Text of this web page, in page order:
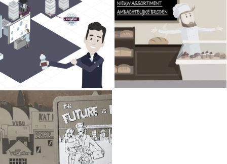
RUSHED
Animation Short
Jeroen Bosch Ziekenhuis
Explainimation
AFP - Katan-Ex
StretchFilm
Explainimation Promo